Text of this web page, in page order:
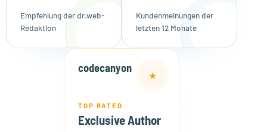
Empfehlung der dr.web-
Redaktion
Kundenmeinungen der
letzten 12 Monate
codecanyon
★
TOP RATED
Exclusive Author